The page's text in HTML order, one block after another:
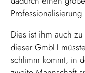
Professionalisierung.
Dies ist ihm auch
dieser GmbH
schlimm kommt, in